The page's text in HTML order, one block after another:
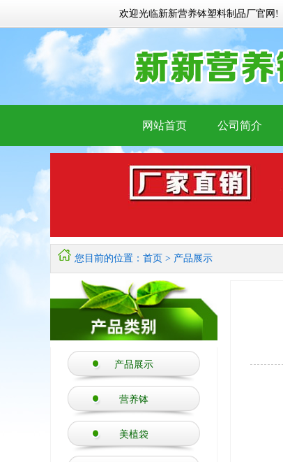
欢迎光临新新营养钵塑料制品厂官网!
网站首页 公司简介
您目前的位置：首页 > 产品展示
产品展示
营养钵
美植袋